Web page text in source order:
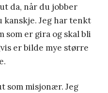
da, når du jobber
kanskje. Jeg har tenkt
som er gira og skal bli
er bilde mye større
som misjonær. Jeg